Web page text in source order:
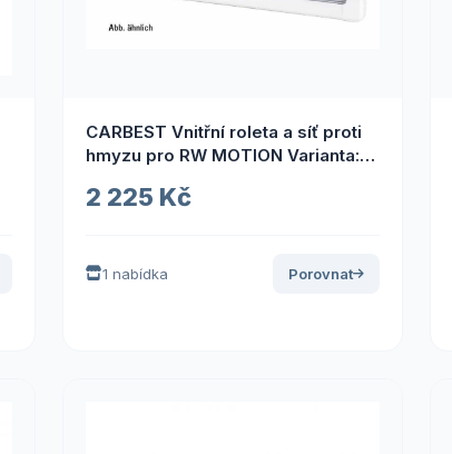
CARBEST Vnitřní roleta a síť proti
hmyzu pro RW MOTION Varianta:
2 225 Kč
1 nabídka Porovnat